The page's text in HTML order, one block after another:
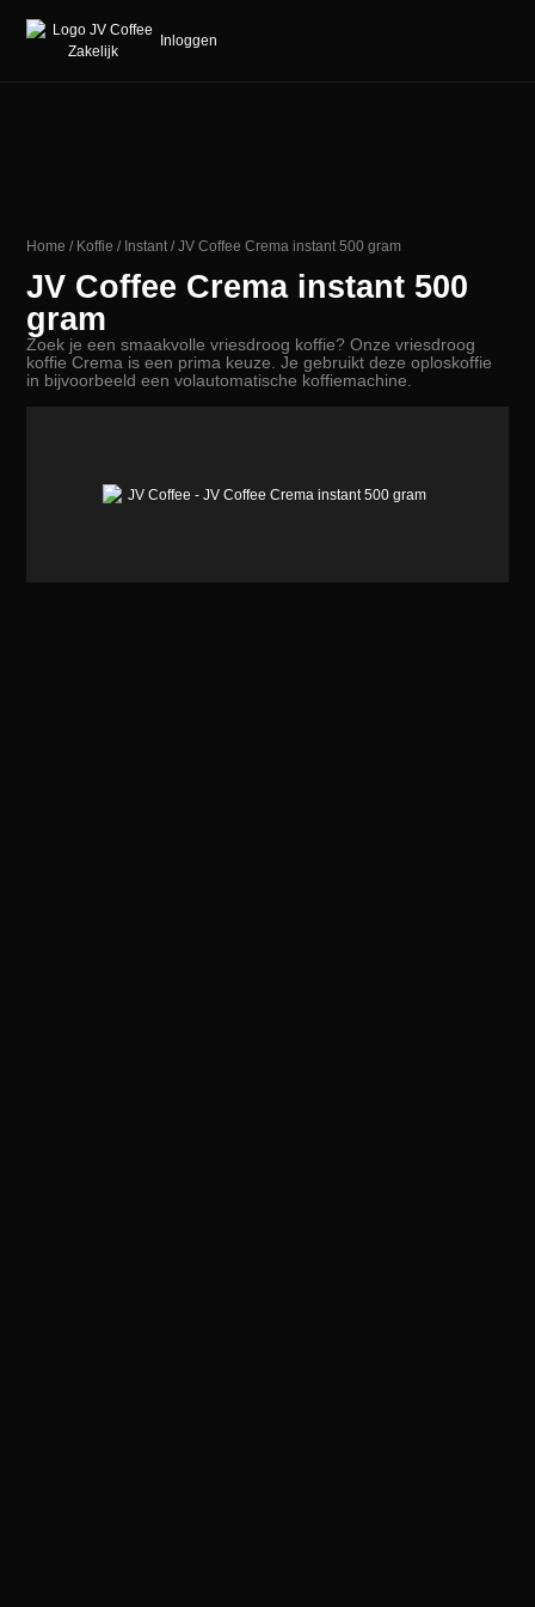
Inloggen
Home / Koffie / Instant/ JV Coffee Crema instant 500 gram
JV Coffee Crema instant 500
gram
Zoek je een smaakvolle vriesdroog koffie? Onze vriesdroog
koffie Crema is een prima keuze. Je gebruikt deze oploskoffie
in bijvoorbeeld een volautomatische koffiemachine.